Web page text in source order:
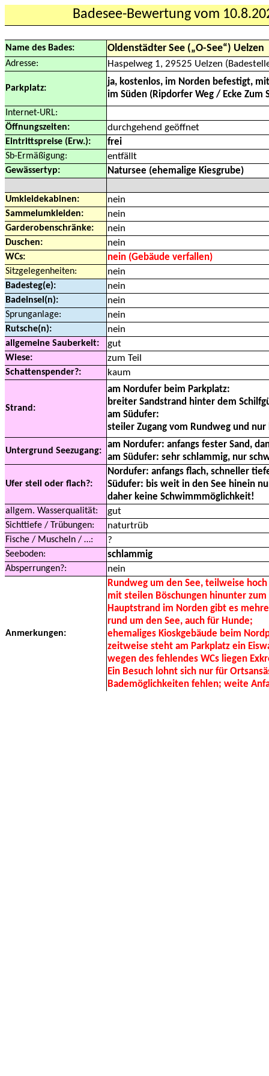
Badesee-Bewertung vom
Name des Bades: Oldenstädter See („O-See“) Uelzen
Adresse: Haspelweg 1, 29525 Uelzen
Parkplatz:
ja, kostenlos, im Norden befestigt,
im Süden (Ripdorfer Weg / Ecke Zum
Internet-URL:
Öffnungszeiten:
durchgehend geöffnet
Eintrittspreise (Erw.): frei
Sb-Ermäßigung: entfällt
Gewässertyp: Natursee (ehemalige Kiesgrube)
Umkleidekabinen: nein
Sammelumkleiden: nein
Garderobenschränke: nein
Duschen: nein
WCs: nein (Gebäude verfallen)
Sitzgelegenheiten: nein
Badesteg(e): nein
Badeinsel(n): nein
Sprunganlage: nein
Rutsche(n): nein
allgemeine Sauberkeit: gut
Wiese: zum Teil
Schattenspender?: kaum
Strand:
am Nordufer beim Parkplatz:
breiter Sandstrand hinter dem
am Südufer:
steiler Zugang vom Rundweg und
Untergrund Seezugang:
am Nordufer: anfangs fester Sand,
am Südufer: sehr schlammig, nur
Ufer steil oder flach?:
Nordufer: anfangs flach, schneller
Südufer: bis weit in den See hinein
daher keine Schwimmmöglichkeit!
allgem. Wasserqualität: gut
Sichttiefe / Trübungen: naturtrüb
Fische / Muscheln / …: ?
Seeboden: schlammig
Absperrungen?: nein
Anmerkungen:
Rundweg um den See, teilweise
mit steilen Böschungen hinunter zum
Hauptstrand im Norden gibt es
rund um den See, auch für Hunde;
ehemaliges Kioskgebäude beim
zeitweise steht am Parkplatz ein
wegen des fehlendes WCs liegen
Ein Besuch lohnt sich nur für
Bademöglichkeiten fehlen; weite